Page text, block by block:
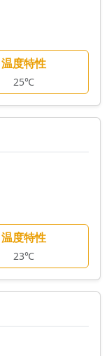
温度特性
25℃
温度特性
23℃